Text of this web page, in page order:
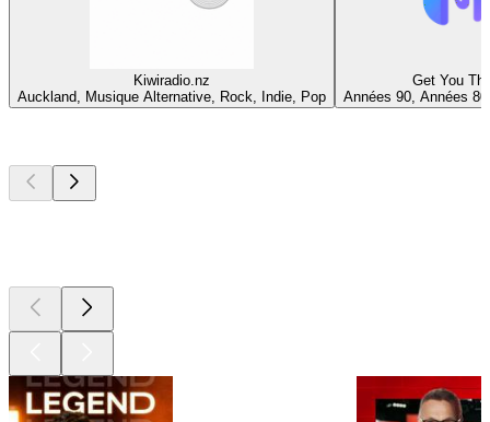
Kiwiradio.nz
Auckland, Musique Alternative, Rock, Indie, Pop
Get You
Années 90, Années